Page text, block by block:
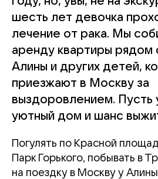
шесть лет девочка
лечение от рака. Мы
аренду квартиры рядом
Алины и других детей,
приезжают в Москву за
выздоровлением. Пусть
уютный дом и шанс
Погулять по Красной
Парк Горького, побывать в
на поездку в Москву у